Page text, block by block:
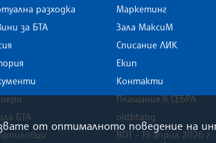
разходка
за БТА
БТА
Маркетинг
Зала МаксиМ
Списание ЛИК
Екип
Контакти
Плащания в СЕБРА
old.bta.bg
ВОТ - 19 април 2026 г .
от оптималното поведение на